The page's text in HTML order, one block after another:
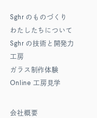
Sghr のものづくり
わたしたちについて
Sghr の技術と開発力
工房
ガラス制作体験
Online 工房見学
会社概要